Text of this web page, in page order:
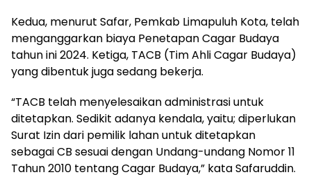
Kedua, menurut Safar, Pemkab Limapuluh Kota, telah
menganggarkan biaya Penetapan Cagar Budaya
tahun ini 2024. Ketiga, TACB (Tim Ahli Cagar Budaya)
yang dibentuk juga sedang bekerja.
“TACB telah menyelesaikan administrasi untuk
ditetapkan. Sedikit adanya kendala, yaitu; diperlukan
Surat Izin dari pemilik lahan untuk ditetapkan
sebagai CB sesuai dengan Undang-undang Nomor 11
Tahun 2010 tentang Cagar Budaya,” kata Safaruddin.